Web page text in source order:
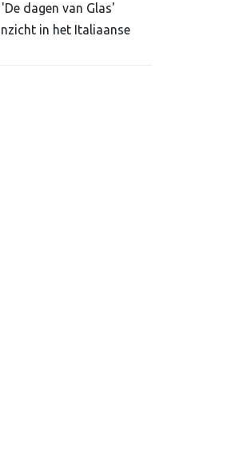
dagen van Glas'
in het Italiaanse